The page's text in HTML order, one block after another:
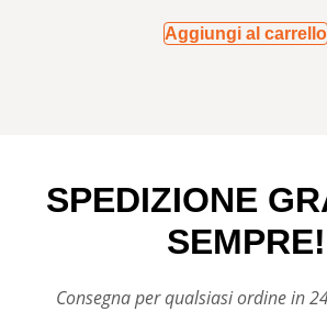
Aggiungi al carrello
SPEDIZIONE
SEMPRE!
Consegna per qualsiasi ordine in